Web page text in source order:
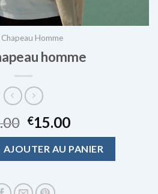
Homme
homme
€15.00
AJOUTER AU PANIER